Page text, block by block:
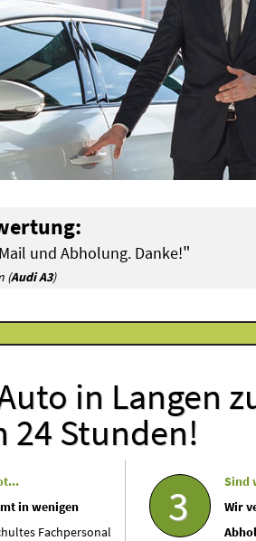
und Abholung. Danke!"
(Audi A3)
in Langen
24 Stunden!
in wenigen
Fachpersonal
3
Sind
Wir